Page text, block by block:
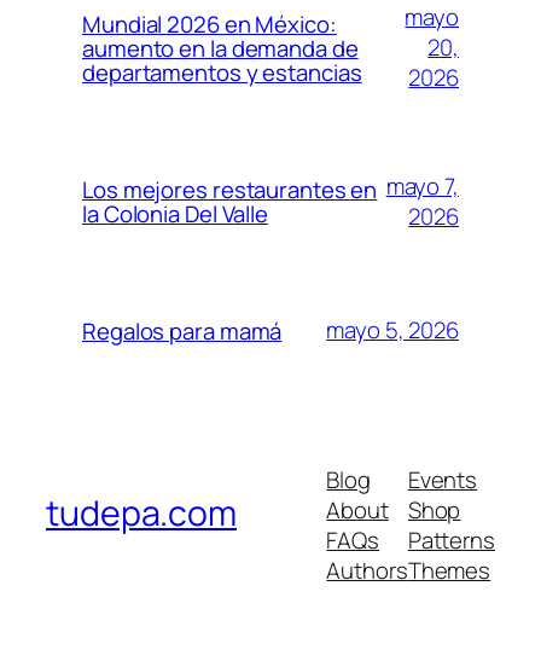
Mundial 2026 en México:
aumento en la demanda de
departamentos y estancias
mayo
20,
2026
Los mejores restaurantes en
la Colonia Del Valle
mayo 7,
2026
Regalos para mamá mayo 5, 2026
tudepa.com
Blog
About
FAQs
Authors
Events
Shop
Patterns
Themes